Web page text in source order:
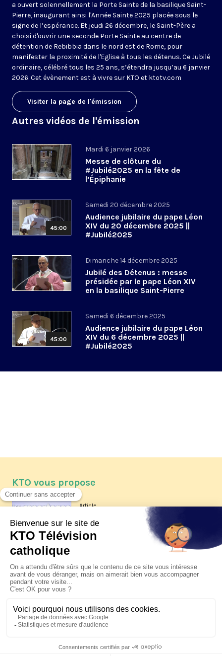
a ouvert solennellement la Porte Sainte de la basilique Saint-
Pierre, inaugurant ainsi l'Année Sainte 2025 placée sous le
signe de l’espérance. Et jeudi 26 décembre, le Saint-Père a
choisi d'ouvrir une seconde Porte Sainte au centre de
détention de Rebibbia dans le nord est de Rome, pour
manifester la proximité de l'Eglise à tous les détenus. Ce Jubilé
ordinaire, célébré tous les 25 ans, s’étendra jusqu’au 6 janvier
2026. Cet évènement est à vivre sur KTO et ktotv.com
Visiter la page de l'émission
Autres vidéos de l'émission
Mardi 6 janvier 2026
Messe de clôture du
#Jubilé2025 en la fête de
l’Épiphanie
45:00
Samedi 20 décembre 2025
Audience jubilaire du pape Léon
XIV du 20 décembre 2025 ||
#Jubilé2025
Dimanche 14 décembre 2025
Jubilé des Détenus : messe
présidée par le pape Léon XIV
en la basilique Saint-Pierre
45:00
Samedi 6 décembre 2025
Audience jubilaire du pape Léon
XIV du 6 décembre 2025 ||
#Jubilé2025
KTO vous propose
Article
Les reportages d'été 2026 de KTO
La visite pastorale du pape Léon
XIV à Assise à suivre sur KTO le
jeudi 6 août
Le pape en Uruguay, Argentine et
Pérou du 6 au 17 novembre 2026